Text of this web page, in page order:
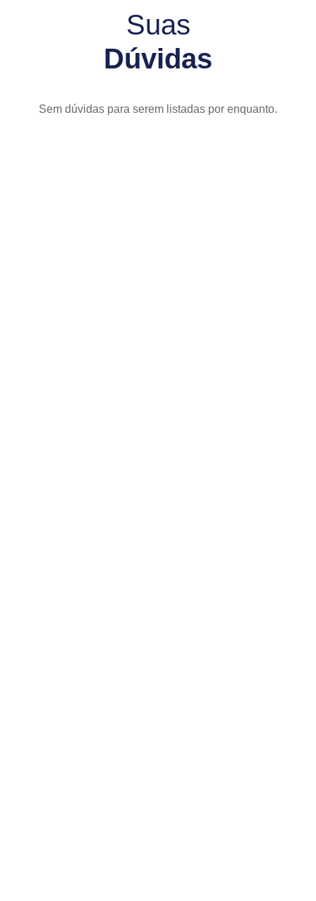
Suas
Dúvidas
Sem dúvidas para serem listadas por enquanto.